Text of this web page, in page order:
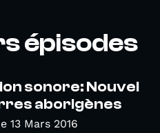
épisodes
sonore: Nouvel
aborigènes
13 Mars 2016